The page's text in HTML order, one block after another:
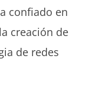
confiado en
creación de
de redes